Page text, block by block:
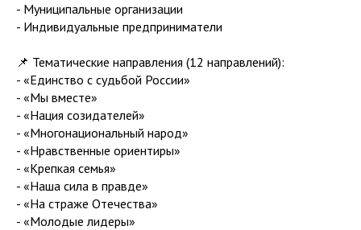
- Муниципальные организации
- Индивидуальные предприниматели
📌 Тематические направления (12 направлений):
- «Единство с судьбой России»
- «Мы вместе»
- «Нация созидателей»
- «Многонациональный народ»
- «Нравственные ориентиры»
- «Крепкая семья»
- «Наша сила в правде»
- «На страже Отечества»
- «Молодые лидеры»